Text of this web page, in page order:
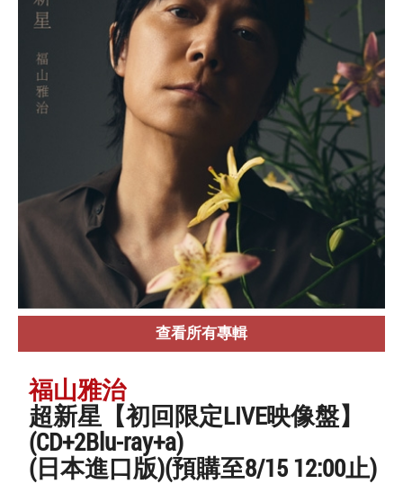
查看所有專輯
福山雅治
超新星【初回限定LIVE映像盤】
(CD+2Blu-ray+a)
(日本進口版)(預購至8/15 12:00止)